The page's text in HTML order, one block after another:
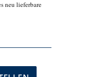
neu lieferbare